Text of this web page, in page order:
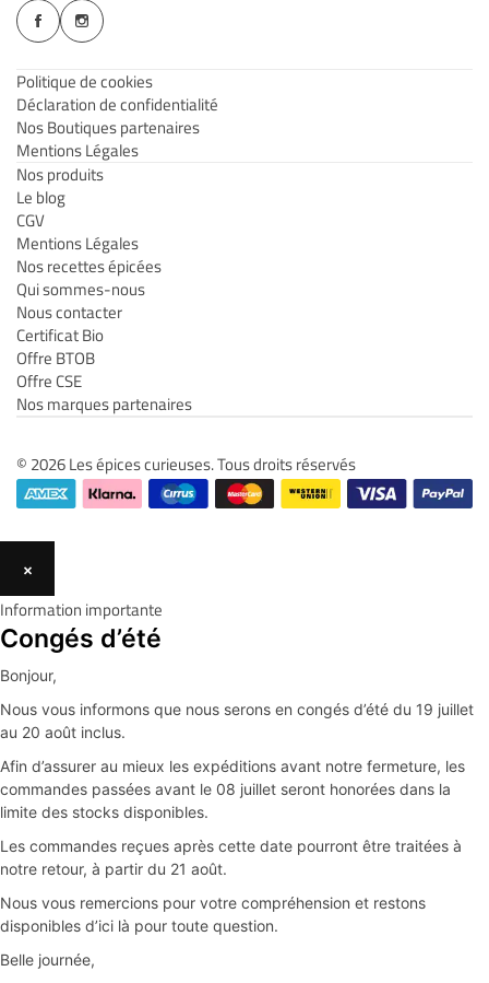
Politique de cookies
Déclaration de confidentialité
Nos Boutiques partenaires
Mentions Légales
Nos produits
Le blog
CGV
Mentions Légales
Nos recettes épicées
Qui sommes-nous
Nous contacter
Certificat Bio
Offre BTOB
Offre CSE
Nos marques partenaires
© 2026 Les épices curieuses. Tous droits réservés
×
Information importante
Congés d’été
Bonjour,
Nous vous informons que nous serons en congés d’été du 19 juillet
au 20 août inclus.
Afin d’assurer au mieux les expéditions avant notre fermeture, les
commandes passées avant le 08 juillet seront honorées dans la
limite des stocks disponibles.
Les commandes reçues après cette date pourront être traitées à
notre retour, à partir du 21 août.
Nous vous remercions pour votre compréhension et restons
disponibles d’ici là pour toute question.
Belle journée,